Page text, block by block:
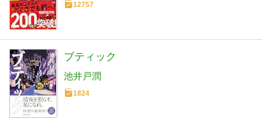
12757
ブティック
池井戸潤
1824